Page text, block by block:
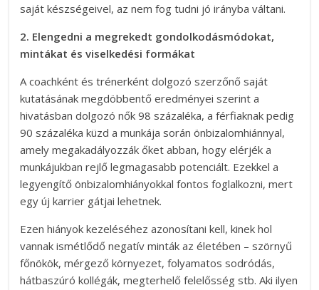
saját készségeivel, az nem fog tudni jó irányba váltani.
2. Elengedni a megrekedt gondolkodásmódokat,
mintákat és viselkedési formákat
A coachként és trénerként dolgozó szerzőnő saját
kutatásának megdöbbentő eredményei szerint a
hivatásban dolgozó nők 98 százaléka, a férfiaknak pedig
90 százaléka küzd a munkája során önbizalomhiánnyal,
amely megakadályozzák őket abban, hogy elérjék a
munkájukban rejlő legmagasabb potenciált. Ezekkel a
legyengítő önbizalomhiányokkal fontos foglalkozni, mert
egy új karrier gátjai lehetnek.
Ezen hiányok kezeléséhez azonosítani kell, kinek hol
vannak ismétlődő negatív minták az életében – szörnyű
főnökök, mérgező környezet, folyamatos sodródás,
hátbaszúró kollégák, megterhelő felelősség stb. Aki ilyen